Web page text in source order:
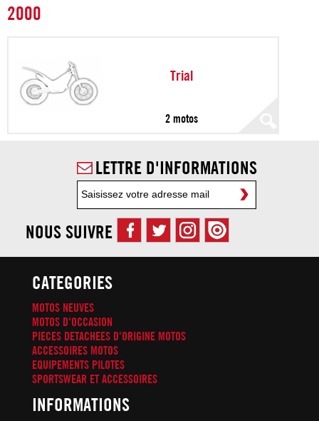
2000
Trial
2 motos
LETTRE D'INFORMATIONS
NOUS SUIVRE
CATEGORIES
MOTOS NEUVES
MOTOS D'OCCASION
PIECES DETACHEES D'ORIGINE MOTOS
ACCESSOIRES MOTOS
EQUIPEMENTS PILOTES
SPORTSWEAR ET ACCESSOIRES
INFORMATIONS